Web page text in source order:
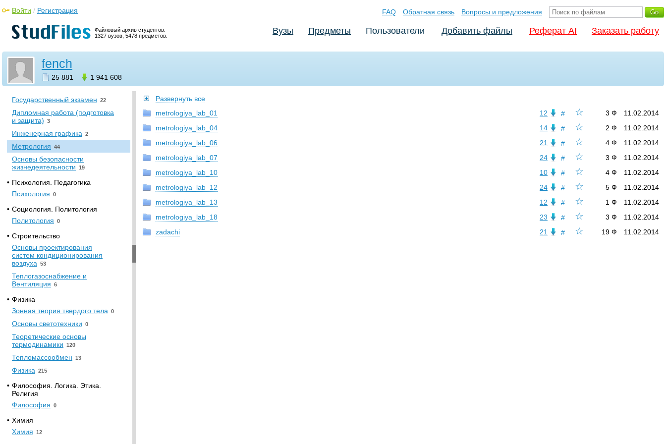
Файловый архив студентов.
1327 вузов, 5478 предметов.
Войти / Регистрация FAQ Обратная связь Вопросы и предложения
Вузы Предметы Пользователи Добавить файлы Реферат AI Заказать работу
fench
25 881 1 941 608
Энергосбережение в
теплоэнергетике и
теплотехнологиях
33
электрооборудование
промышленных предприятий
Прочее
[НЕСОРТИРОВАННОЕ] 0
Государственный экзамен 22
Дипломная работа (подготовка
и защита) 3
Инженерная графика 2
Метрология 44
Основы безопасности
жизнедеятельности 19
• Психология. Педагогика
Психология 0
• Социология. Политология
Политология 0
• Строительство
Основы проектирования
систем кондиционирования
воздуха 53
Теплогазоснабжение и
Вентиляция 6
• Физика
Зонная теория твердого тела 0
Основы светотехники 0
Теоретические основы
термодинамики 120
Тепломассообмен 13
Физика 215
• Философия. Логика. Этика.
Религия
Философия 0
• Химия
Химия 12
Развернуть все
☆
# 11.02.2014
3 Ф
12
metrologiya_lab_01
☆
# 11.02.2014
2 Ф
14
metrologiya_lab_04
☆
# 11.02.2014
4 Ф
21
metrologiya_lab_06
☆
# 11.02.2014
3 Ф
24
metrologiya_lab_07
☆
# 11.02.2014
4 Ф
10
metrologiya_lab_10
☆
# 11.02.2014
5 Ф
24
metrologiya_lab_12
☆
# 11.02.2014
1 Ф
12
metrologiya_lab_13
☆
# 11.02.2014
3 Ф
23
metrologiya_lab_18
☆
# 11.02.2014
19 Ф
21
zadachi